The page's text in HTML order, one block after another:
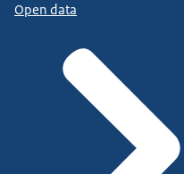
Open data